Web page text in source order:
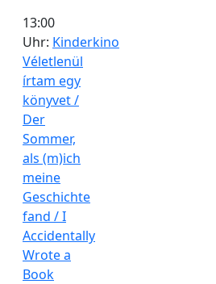
13:00
Uhr: Kinderkino
Véletlenül
írtam egy
könyvet /
Der
Sommer,
als (m)ich
meine
Geschichte
fand / I
Accidentally
Wrote a
Book